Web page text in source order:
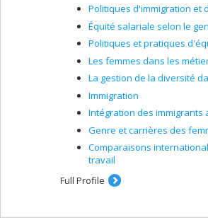
Politiques d'immigration et
Équité salariale selon le
Politiques et pratiques
Les femmes dans les
La gestion de la diversité
Immigration
Intégration des immigrants
Genre et carrières des
Comparaisons
travail
Full Profile